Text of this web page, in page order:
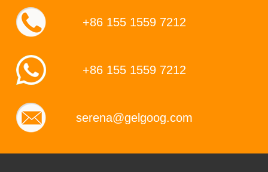
+86 155 1559 7212
+86 155 1559 7212
serena@gelgoog.com